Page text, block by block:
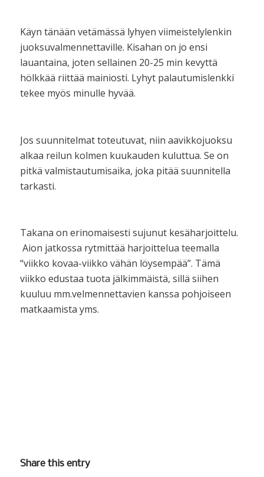
Käyn tänään vetämässä lyhyen viimeistelylenkin
juoksuvalmennettaville. Kisahan on jo ensi
lauantaina, joten sellainen 20-25 min kevyttä
hölkkää riittää mainiosti. Lyhyt palautumislenkki
tekee myös minulle hyvää.
Jos suunnitelmat toteutuvat, niin aavikkojuoksu
alkaa reilun kolmen kuukauden kuluttua. Se on
pitkä valmistautumisaika, joka pitää suunnitella
tarkasti.
Takana on erinomaisesti sujunut kesäharjoittelu.
Aion jatkossa rytmittää harjoittelua teemalla
“viikko kovaa-viikko vähän löysempää”. Tämä
viikko edustaa tuota jälkimmäistä, sillä siihen
kuuluu mm.velmennettavien kanssa pohjoiseen
matkaamista yms.
Share this entry